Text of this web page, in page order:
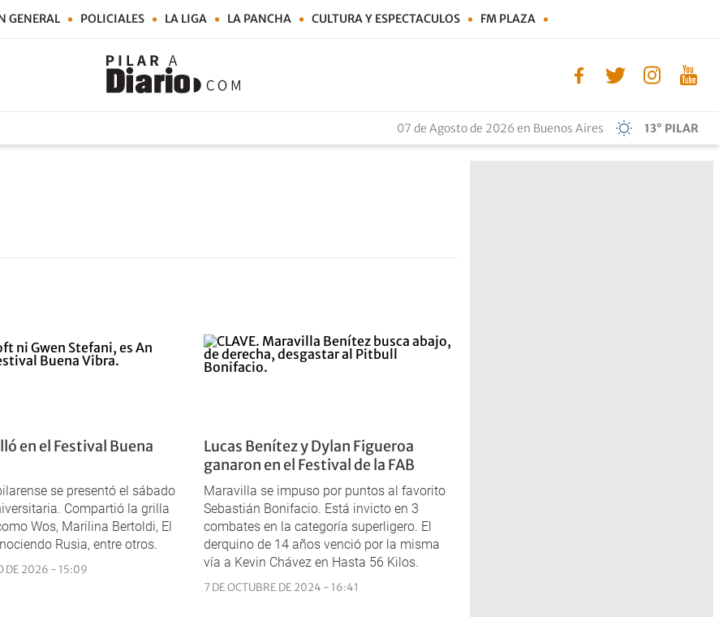
GENERAL POLICIALES LA LIGA LA PANCHA CULTURA Y ESPECTACULOS FM PLAZA
07 de Agosto de 2026 en Buenos Aires 13° PILAR
en el Festival Buena
se presentó el sábado
Compartió la grilla
Wos, Marilina Bertoldi, El
Rusia, entre otros.
DE 2026 - 15:09
Lucas Benítez y Dylan Figueroa
ganaron en el Festival de la FAB
Maravilla se impuso por puntos al favorito
Sebastián Bonifacio. Está invicto en 3
combates en la categoría superligero. El
derquino de 14 años venció por la misma
vía a Kevin Chávez en Hasta 56 Kilos.
7 DE OCTUBRE DE 2024 - 16:41